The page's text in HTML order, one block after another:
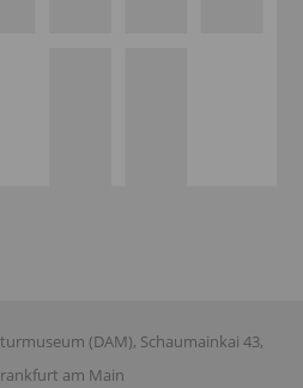
(DAM), Schaumainkai 43,
am Main